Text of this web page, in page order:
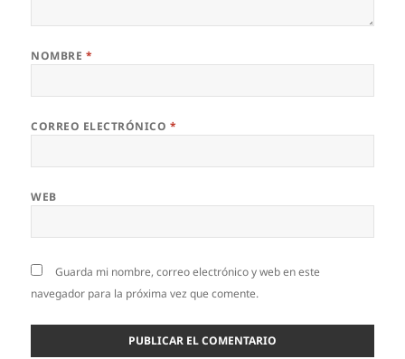
NOMBRE *
CORREO ELECTRÓNICO *
WEB
Guarda mi nombre, correo electrónico y web en este
navegador para la próxima vez que comente.